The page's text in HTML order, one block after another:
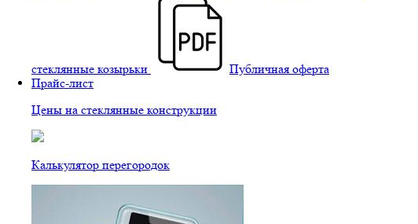
стеклянные козырьки
Публичная оферта
Прайс-лист
Цены на стеклянные конструкции
Калькулятор перегородок